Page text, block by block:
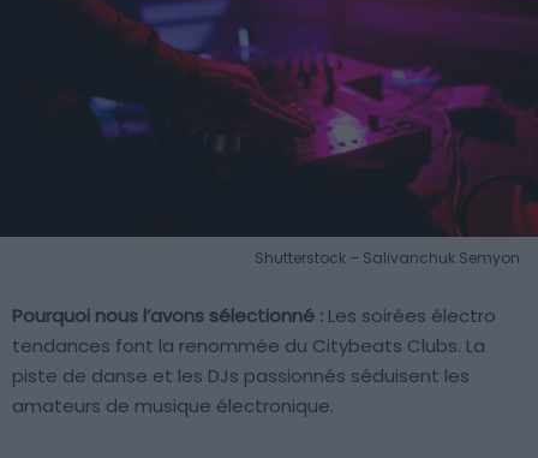
Shutterstock – Salivanchuk Semyon
Pourquoi nous l’avons sélectionné : Les soirées électro
tendances font la renommée du Citybeats Clubs. La
piste de danse et les DJs passionnés séduisent les
amateurs de musique électronique.